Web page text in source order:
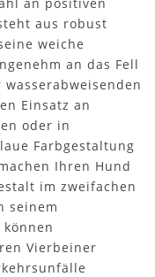
aus robust
weiche
an das Fell
Einsatz an
oder in
Farbgestaltung
Ihren Hund
im zweifachen
seinem
Vierbeiner